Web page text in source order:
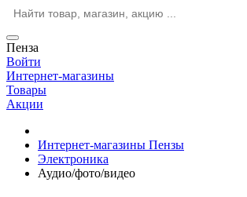
Пенза
Войти
Интернет-магазины
Товары
Акции
Интернет-магазины Пензы
Электроника
Аудио/фото/видео